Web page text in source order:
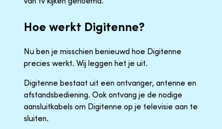
Hoe werkt Digitenne?
Nu ben je misschien benieuwd hoe Digitenne
precies werkt. Wij leggen het je uit.
Digitenne bestaat uit een ontvanger, antenne en
afstandsbediening. Ook ontvang je de nodige
aansluitkabels om Digitenne op je televisie aan te
sluiten.